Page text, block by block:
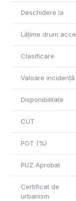
Deschidere la
Lățime drum
Clasificare
Valoare incidență
Disponibilitate
CUT
POT (%)
PUZ Aprobat
Certificat de
urbanism